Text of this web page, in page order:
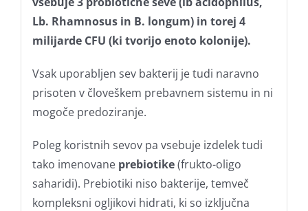
Lb. Rhamnosus in B. longum) in torej 4
milijarde CFU (ki tvorijo enoto kolonije).
Vsak uporabljen sev bakterij je tudi naravno
prisoten v človeškem prebavnem sistemu in ni
mogoče predoziranje.
Poleg koristnih sevov pa vsebuje izdelek tudi
tako imenovane prebiotike(frukto-oligo
saharidi). Prebiotiki niso bakterije, temveč
kompleksni ogljikovi hidrati, ki so izključna